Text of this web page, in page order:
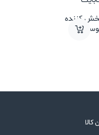
کننده